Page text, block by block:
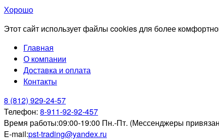
Хорошо
Этот сайт использует файлы cookies для более
Главная
О компании
Доставка и оплата
Контакты
8 (812) 929-24-57
Телефон: 8-911-92-92-457
Время работы:09:00-19:00 Пн.-Пт. (Мессенджеры
E-mail:pst-trading@yandex.ru